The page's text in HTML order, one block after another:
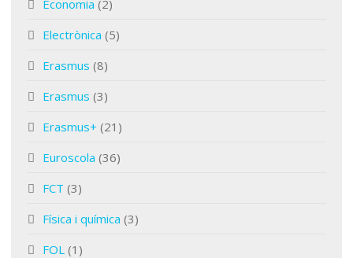
Economia (2)
Electrònica (5)
Erasmus (8)
Erasmus (3)
Erasmus+ (21)
Euroscola (36)
FCT (3)
Física i química (3)
FOL (1)